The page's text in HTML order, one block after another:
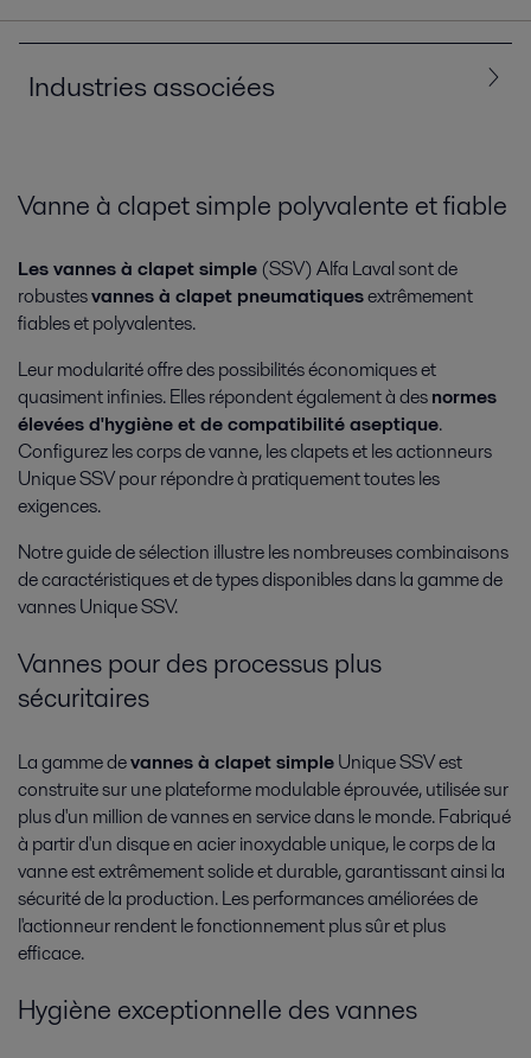
Industries associées
Cosmétiques et soins corporels
La fabrication efficace de formulations extrêmement différentiées pour
les produits cosmétiques et de soins corporels nécessite l'expertise des
procédés et une vaste gamme d'équipements hygiéniques.
Production agricole
Equipements de transformation du sucre et amidon destinés à la
Vanne à clapet simple polyvalente et fiable
Les vannes à clapet simple (SSV) Alfa Laval sont de
robustesvannes à clapet pneumatiquesextrêmement
fiables et polyvalentes.
Leur modularité offre des possibilités économiques et
quasiment infinies. Elles répondent également à desnormes
élevées d'hygiène et de compatibilité aseptique.
Configurez les corps de vanne, les clapets et les actionneurs
Unique SSV pour répondre à pratiquement toutes les
exigences.
Notre guide de sélection illustre les nombreuses combinaisons
de caractéristiques et de types disponibles dans la gamme de
vannes Unique SSV.
Vannes pour des processus plus
sécuritaires
La gamme devannes à clapet simpleUnique SSV est
construite sur une plateforme modulable éprouvée, utilisée sur
plus d'un million de vannes en service dans le monde. Fabriqué
à partir d'un disque en acier inoxydable unique, le corps de la
vanne est extrêmement solide et durable, garantissant ainsi la
sécurité de la production. Les performances améliorées de
l'actionneur rendent le fonctionnement plus sûr et plus
efficace.
Hygiène exceptionnelle des vannes